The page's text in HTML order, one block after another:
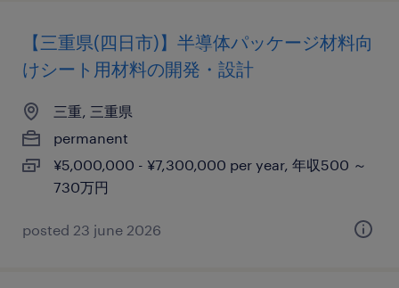
【三重県(四日市)】半導体パッケージ材料向
けシート用材料の開発・設計
三重, 三重県
permanent
¥5,000,000 - ¥7,300,000 per year, 年収500 ～
730万円
posted 23 june 2026